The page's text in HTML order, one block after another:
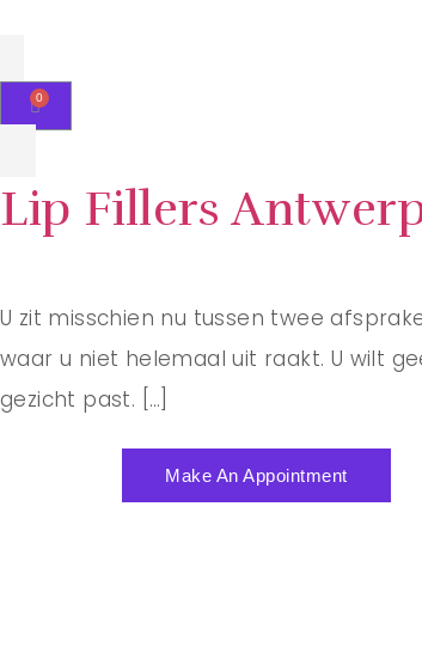
Lip Fillers
U zit misschien nu tussen twee
waar u niet helemaal uit raakt. U wilt
gezicht past. […]
Make An Appointment